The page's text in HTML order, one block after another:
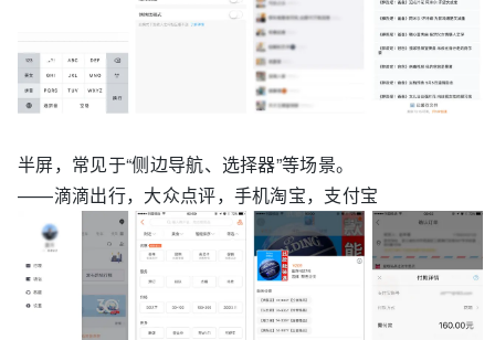
半屏，常见于“侧边导航、选择器”等场景。
——滴滴出行，大众点评，手机淘宝，支付宝